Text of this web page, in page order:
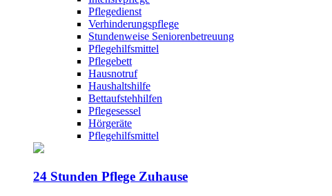
Pflegedienst
Verhinderungspflege
Stundenweise Seniorenbetreuung
Pflegehilfsmittel
Pflegebett
Hausnotruf
Haushaltshilfe
Bettaufstehhilfen
Pflegesessel
Hörgeräte
Pflegehilfsmittel
24 Stunden Pflege Zuhause